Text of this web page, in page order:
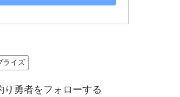
ライズ
り勇者をフォローする